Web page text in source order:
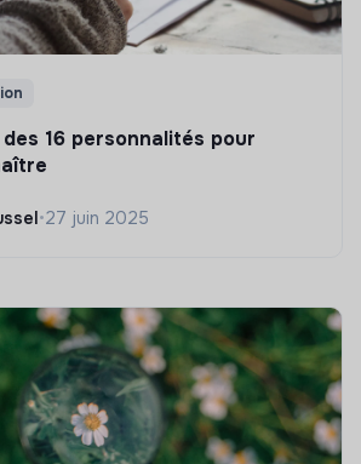
16 personnalités pour
•27 juin 2025